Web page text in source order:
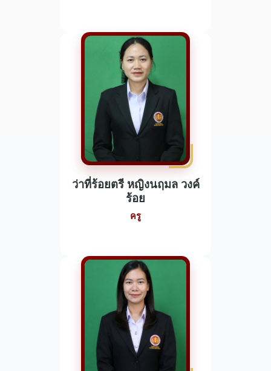
ว่าที่ร้อยตรี หญิงนฤมล วงค์
ร้อย
ครู